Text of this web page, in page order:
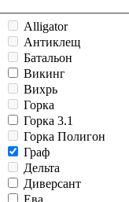
Alligator
Антиклещ
Батальон
Викинг
Вихрь
Горка
Горка 3.1
Горка Полигон
Граф
Дельта
Диверсант